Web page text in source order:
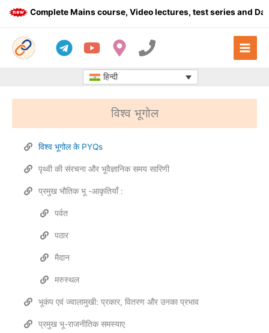
Complete Mains course, Video lectures, test series and
हिन्दी
विश्व भूगोल
विश्व भूगोल के PYQs
पृथ्वी की संरचना और भूवैज्ञानिक समय सारिणी
प्रमुख भौतिक भू -आकृतियाँ :
पर्वत
पठार
मैदान
मरुस्थल
भूकंप एवं ज्वालामुखी: प्रकार, वितरण और उनका प्रभाव
प्रमुख भू-राजनीतिक समस्याए